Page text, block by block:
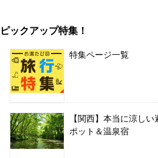
ピックアップ特集！
特集ページ一覧
【関西】本当に涼し
ポット＆温泉宿